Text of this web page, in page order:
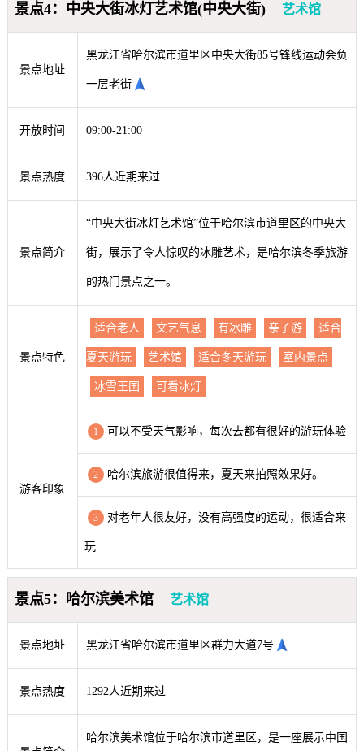
景点4：中央大街冰灯艺术馆(中央大街) 艺术馆
景点地址
黑龙江省哈尔滨市道里区中央大街85号锋线运动会负
一层老街
开放时间 09:00-21:00
景点热度 396人近期来过
景点简介
“中央大街冰灯艺术馆”位于哈尔滨市道里区的中央大
街，展示了令人惊叹的冰雕艺术，是哈尔滨冬季旅游
的热门景点之一。
景点特色
适合老人 文艺气息 有冰雕 亲子游 适合
夏天游玩 艺术馆 适合冬天游玩 室内景点
冰雪王国 可看冰灯
游客印象
1 可以不受天气影响，每次去都有很好的游玩体验
2 哈尔滨旅游很值得来，夏天来拍照效果好。
3 对老年人很友好，没有高强度的运动，很适合来
玩
景点5：哈尔滨美术馆 艺术馆
景点地址 黑龙江省哈尔滨市道里区群力大道7号
景点热度 1292人近期来过
哈尔滨美术馆位于哈尔滨市道里区，是一座展示中国